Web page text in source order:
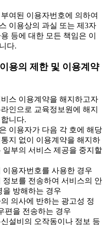
여된 이용자번호에 의하여
이용상의 과실 또는 제3자
등에 대한 모든 책임은 이
다.
용의 제한 및 이용계약
스 이용계약을 해지하고자
인으로 교육정보원에 해지
니다.
이용자가 다음 각 호에 해당
지 없이 이용계약을 해지하
일부의 서비스 제공을 중지할
이용자번호를 사용한 경우
정보를 전송하여 서비스의 안
을 방해하는 경우
의사에 반하는 광고성 정
편을 전송하는 경우
설비의 오작동이나 정보 등